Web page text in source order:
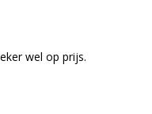
wel op prijs.